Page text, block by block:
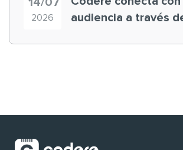
2026
audiencia a través